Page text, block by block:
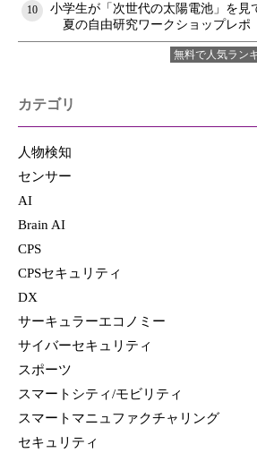
10
小学生が「次世代の太陽電池」を見
夏の自由研究ワークショップレポ
無料で人気ラン
カテゴリ
人物検知
センサー
AI
Brain AI
CPS
CPSセキュリティ
DX
サーキュラーエコノミー
サイバーセキュリティ
スポーツ
スマートシティ/モビリティ
スマートマニュファクチャリング
セキュリティ